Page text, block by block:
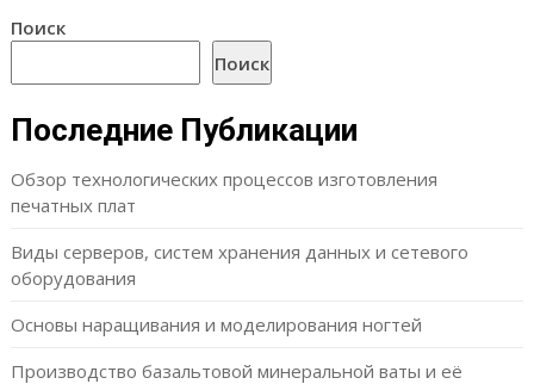
Поиск
Поиск
Последние Публикации
Обзор технологических процессов изготовления
печатных плат
Виды серверов, систем хранения данных и сетевого
оборудования
Основы наращивания и моделирования ногтей
Производство базальтовой минеральной ваты и её